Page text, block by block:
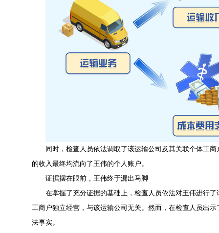
同时，检查人员依法调取了该运输公司及其关联个体工
的收入最终均流向了王伟的个人账户。
证据摆在眼前，王伟终于漏出马脚
在掌握了充分证据的基础上，检查人员依法对王伟进行
工商户独立经营，与该运输公司无关。然而，在检查人员出
法事实。